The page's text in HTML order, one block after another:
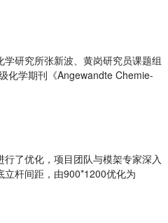
研究所张新波、黄岗研究员课题组
化学期刊《Angewandte Chemie-
了优化，项目团队与模架专家深入
杆间距，由900*1200优化为